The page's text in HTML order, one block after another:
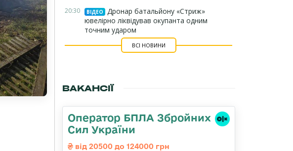
20:30 ВІДЕО
Дронар батальйону «Стриж»
ювелірно ліквідував окупанта одним
точним ударом
ВСІ НОВИНИ
ВАКАНСІЇ
Оператор БПЛА Збройних
Сил України
від 20500 до 124000 грн